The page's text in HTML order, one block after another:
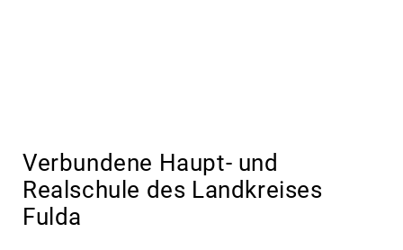
Verbundene Haupt- und
Realschule des Landkreises
Fulda